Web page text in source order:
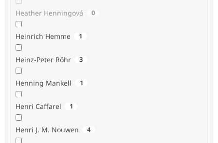
Heather Henningová 0
Heinrich Hemme 1
Heinz-Peter Röhr 3
Henning Mankell 1
Henri Caffarel 1
Henri J. M. Nouwen 4